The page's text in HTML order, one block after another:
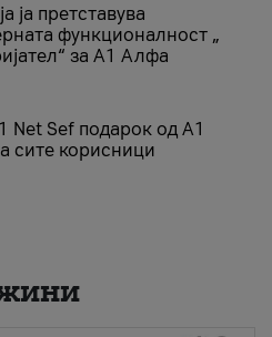
ја претставува
функционалност „
за А1 Алфа
Net Sеf подарок од А1
сите корисници